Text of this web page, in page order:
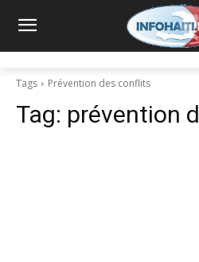
Tags Prévention des conflits
Tag: prévention